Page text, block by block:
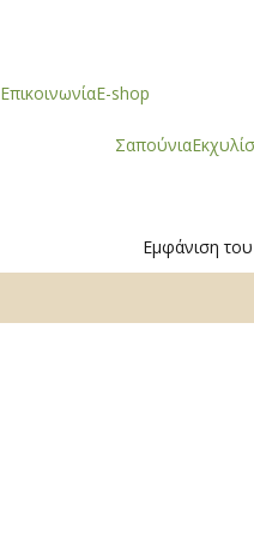
ΕπικοινωνίαE-shop
Σαπούνια
Εμφάνιση